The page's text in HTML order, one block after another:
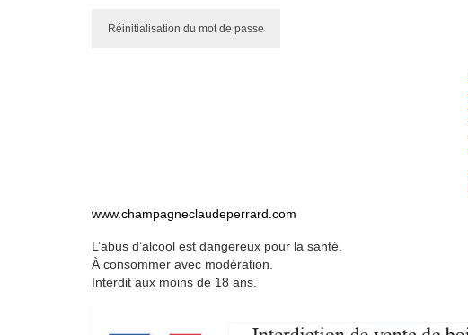
Réinitialisation du mot de passe
www.champagneclaudeperrard.com
L’abus d’alcool est dangereux pour la santé.
À consommer avec modération.
Interdit aux moins de 18 ans.